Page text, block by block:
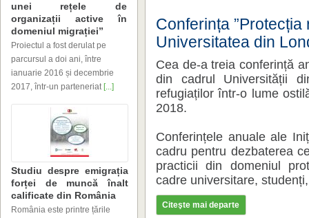
domeniul migrației”
2017, într-un parteneriat [...]
calificate din România
Universitatea din
2018.
cadre universitare,
Citeşte mai departe